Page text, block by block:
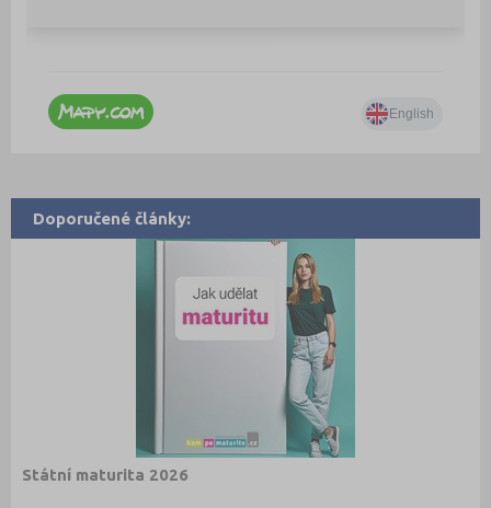
Doporučené články:
Státní maturita 2026